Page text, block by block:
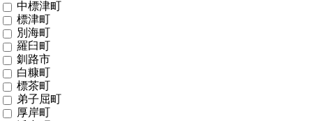
中標津町
標津町
別海町
羅臼町
釧路市
白糠町
標茶町
弟子屈町
厚岸町